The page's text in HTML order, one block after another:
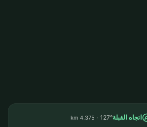
اتجاه القبلة127°
4.375 km